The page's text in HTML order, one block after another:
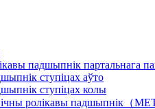
падшыпнік партальнага
ступіцах аўто
ступіцах колы
ролікавы падшыпнік（